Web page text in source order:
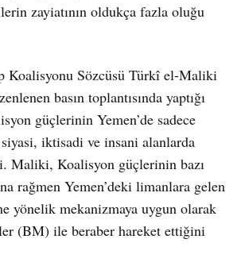
zayiatının oldukça fazla oluğu
Koalisyonu Sözcüsü Türkî el-Maliki
basın toplantısında yaptığı
güçlerinin Yemen’de sadece
iktisadi ve insani alanlarda
Maliki, Koalisyon güçlerinin bazı
rağmen Yemen’deki limanlara gelen
yönelik mekanizmaya uygun olarak
(BM) ile beraber hareket ettiğini